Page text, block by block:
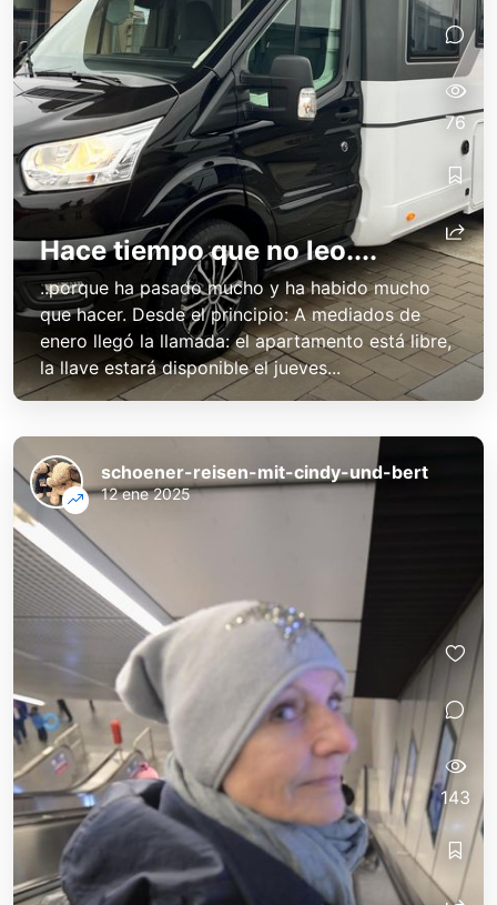
Hace tiempo que no leo....
..porque ha pasado mucho y ha habido mucho
que hacer. Desde el principio: A mediados de
enero llegó la llamada: el apartamento está libre,
la llave estará disponible el jueves...
76
schoener-reisen-mit-cindy-und-bert
12 ene 2025
143